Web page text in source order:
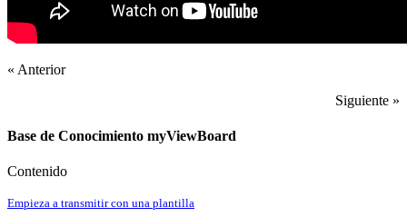
« Anterior
Siguiente »
Base de Conocimiento myViewBoard
Contenido
Empieza a transmitir con una plantilla